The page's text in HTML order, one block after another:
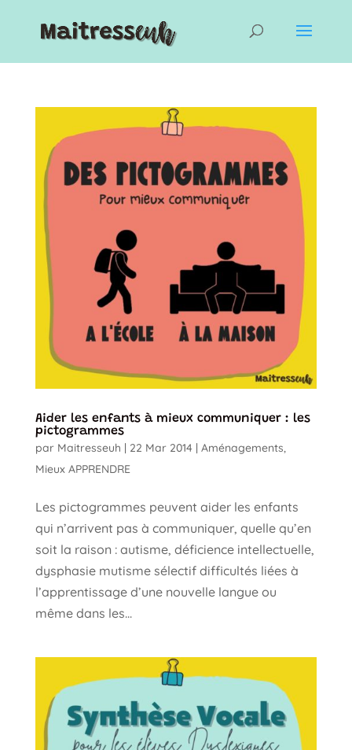
Aider les enfants à mieux communiquer : les
pictogrammes
par Maitresseuh 22 Mar 2014| Aménagements,
Mieux APPRENDRE
Les pictogrammes peuvent aider les enfants
qui n’arrivent pas à communiquer, quelle qu’en
soit la raison : autisme, déficience intellectuelle,
dysphasie mutisme sélectif difficultés liées à
l’apprentissage d’une nouvelle langue ou
même dans les...